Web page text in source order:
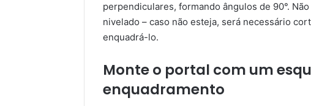
perpendiculares, formando ângulos de 90°.
nivelado – caso não esteja, será necessário
enquadrá-lo.
Monte o portal com um
enquadramento